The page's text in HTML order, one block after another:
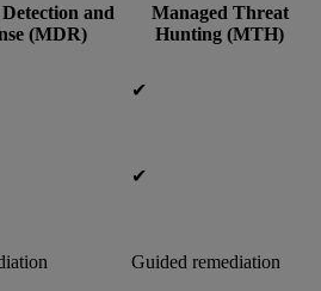
and
(MDR)
Managed Threat
Hunting (MTH)
✔︎
✔︎
Guided remediation